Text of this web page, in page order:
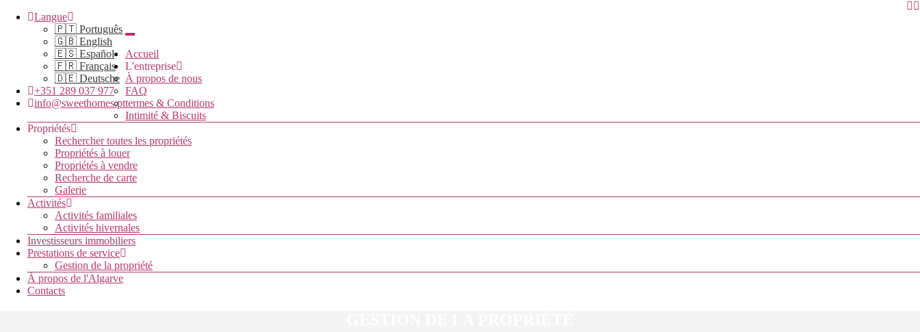
Langue
🇵🇹 Português
🇬🇧 English
🇪🇸 Español
🇫🇷 Français
🇩🇪 Deutsche
+351 289 037 977
info@sweethomes.pt
Accueil
L'entreprise
À propos de nous
FAQ
termes & Conditions
Intimité & Biscuits
Propriétés
Rechercher toutes les propriétés
Propriétés à louer
Propriétés à vendre
Recherche de carte
Galerie
Activités
Activités familiales
Activités hivernales
Investisseurs immobiliers
Prestations de service
Gestion de la propriété
À propos de l'Algarve
Contacts